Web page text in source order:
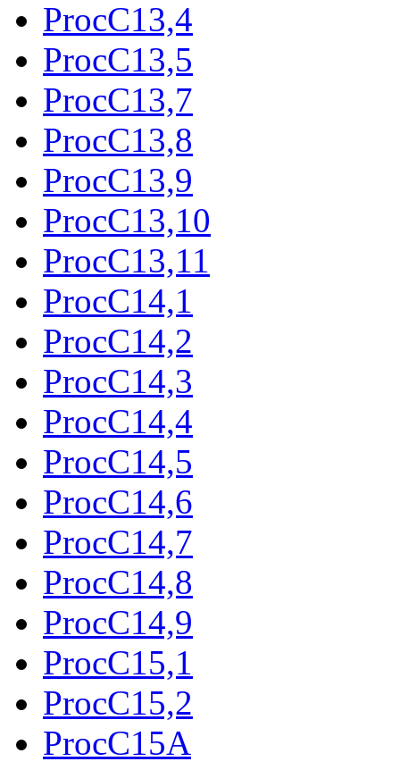
ProcC13,4
ProcC13,5
ProcC13,7
ProcC13,8
ProcC13,9
ProcC13,10
ProcC13,11
ProcC14,1
ProcC14,2
ProcC14,3
ProcC14,4
ProcC14,5
ProcC14,6
ProcC14,7
ProcC14,8
ProcC14,9
ProcC15,1
ProcC15,2
ProcC15A